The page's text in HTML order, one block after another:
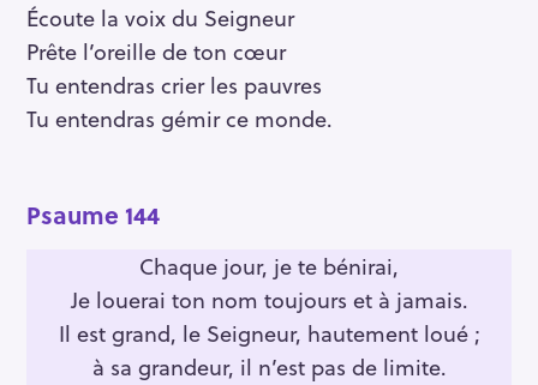
Écoute la voix du Seigneur
Prête l’oreille de ton cœur
Tu entendras crier les pauvres
Tu entendras gémir ce monde.
Psaume 144
Chaque jour, je te bénirai,
Je louerai ton nom toujours et à jamais.
Il est grand, le Seigneur, hautement loué ;
à sa grandeur, il n’est pas de limite.